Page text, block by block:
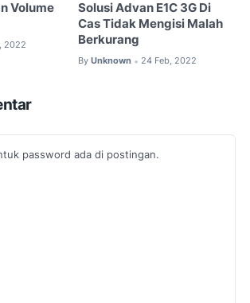
Volume
2022
Solusi Advan E1C 3G Di
Cas Tidak Mengisi Malah
Berkurang
By Unknown • 24 Feb, 2022
password ada di postingan.